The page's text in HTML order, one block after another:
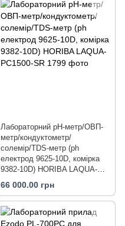
Лабораторний pH-метр/ОВП-
метр/кондуктометр/
солемір/TDS-метр (ph
електрод 9625‐10D, комірка
9382‐10D) HORIBA LAQUA-
66 000.00 грн